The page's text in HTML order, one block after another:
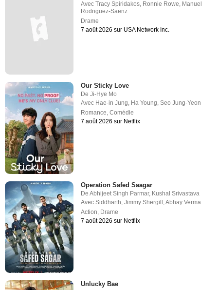
AvecTracy Spiridakos, Ronnie Rowe, Manuel
Rodriguez-Saenz
Drame
7 août 2026 sur USA Network Inc.
Our Sticky Love
DeJi-Hye Mo
Avec Hae-in Jung, Ha Young,Seo Jung-Yeon
Romance,Comédie
7 août 2026 sur Netflix
Operation Safed Saagar
DeAbhijeet Singh Parmar, Kushal Srivastava
AvecSiddharth ,Jimmy Shergill ,Abhay Verma
Action Drame
7 août 2026 sur Netflix
Unlucky Bae